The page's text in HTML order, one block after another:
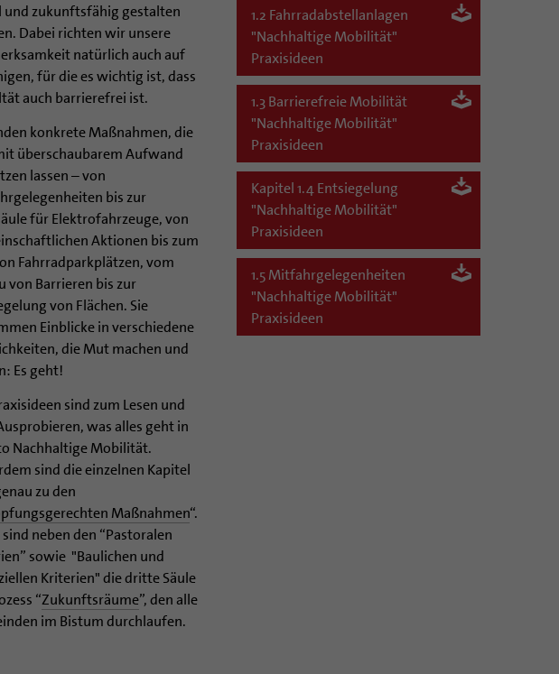
und zukunftsfähig gestalten
Dabei richten wir unsere
natürlich auch auf
für die es wichtig ist, dass
auch barrierefrei ist.
konkrete Maßnahmen, die
überschaubarem Aufwand
lassen – von
bis zur
für Elektrofahrzeuge, von
Aktionen bis zum
Fahrradparkplätzen, vom
von Barrieren bis zur
von Flächen. Sie
Einblicke in verschiedene
die Mut machen und
Es geht!
sind zum Lesen und
was alles geht in
Nachhaltige Mobilität.
sind die einzelnen Kapitel
zu den
Maßnahmen“.
sind neben den “Pastoralen
sowie "Baulichen und
Kriterien" die dritte Säule
“Zukunftsräume”, den alle
im Bistum durchlaufen.
1.2 Fahrradabstellanlagen
"Nachhaltige Mobilität"
Praxisideen
1.3 Barrierefreie Mobilität
"Nachhaltige Mobilität"
Praxisideen
Kapitel 1.4 Entsiegelung
"Nachhaltige Mobilität"
Praxisideen
1.5 Mitfahrgelegenheiten
"Nachhaltige Mobilität"
Praxisideen